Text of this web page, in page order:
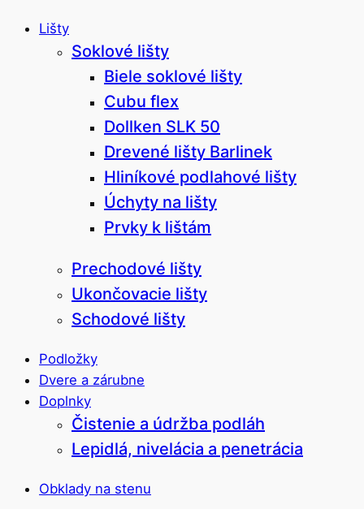
Lišty
Soklové lišty
Biele soklové lišty
Cubu flex
Dollken SLK 50
Drevené lišty Barlinek
Hliníkové podlahové lišty
Úchyty na lišty
Prvky k lištám
Prechodové lišty
Ukončovacie lišty
Schodové lišty
Podložky
Dvere a zárubne
Doplnky
Čistenie a údržba podláh
Lepidlá, nivelácia a penetrácia
Obklady na stenu